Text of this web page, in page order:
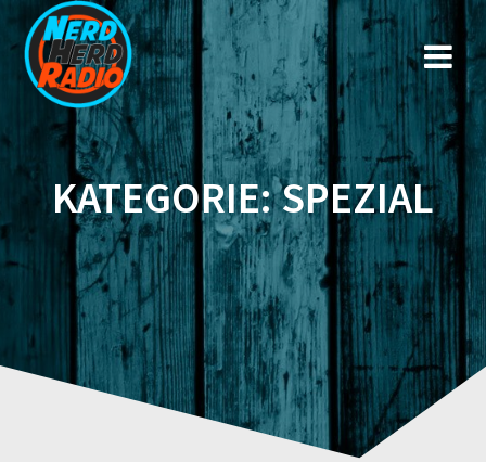
Zum
Inhalt
springen
KATEGORIE:SPEZIAL